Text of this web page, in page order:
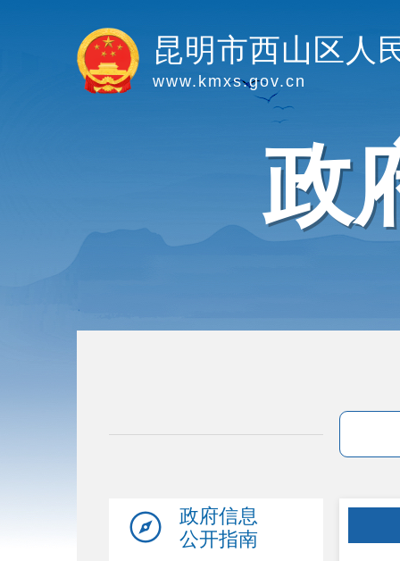
昆明市西山区人
www.kmxs.gov.cn
政
政府信息
公开指南